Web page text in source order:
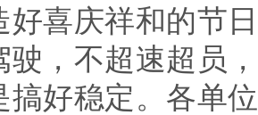
好喜庆祥和的节
驶，不超速超员
搞好稳定。 各单